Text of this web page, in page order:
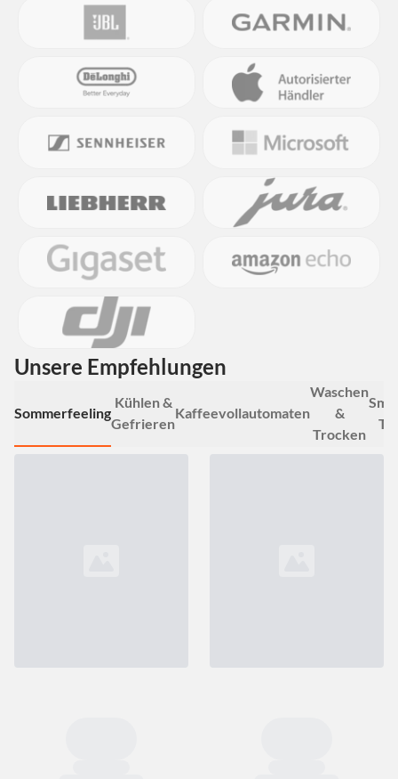
Unsere Empfehlungen
Sommerfeeling
Kühlen &
Gefrieren
Kaffeevollautomaten
Waschen
&
Trocken